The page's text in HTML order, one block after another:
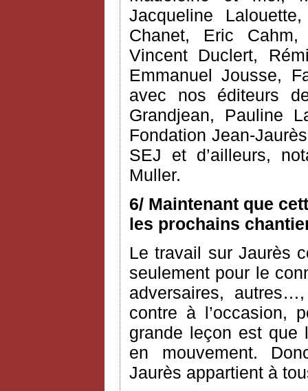
Jacqueline
Chanet, Eric Cahm,
Vincent Duclert,
Emmanuel Jousse,
avec nos éditeurs
Grandjean, Pauline
Fondation Jean-
SEJ et d’ailleurs,
Muller.
6/ Maintenant que
les prochains
Le travail sur Jaurès
seulement pour le
adversaires,
contre à l’occasion,
grande leçon est que
en mouvement.
Jaurès appartient à